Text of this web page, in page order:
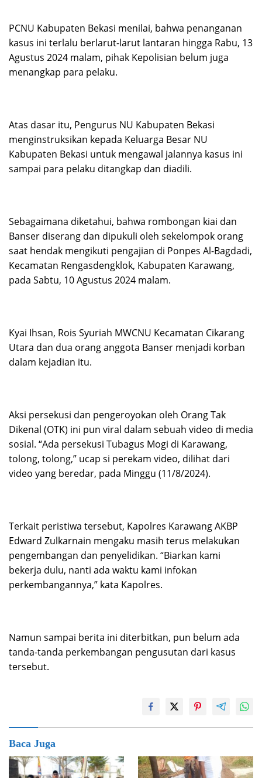
PCNU Kabupaten Bekasi menilai, bahwa penanganan
kasus ini terlalu berlarut-larut lantaran hingga Rabu, 13
Agustus 2024 malam, pihak Kepolisian belum juga
menangkap para pelaku.
Atas dasar itu, Pengurus NU Kabupaten Bekasi
menginstruksikan kepada Keluarga Besar NU
Kabupaten Bekasi untuk mengawal jalannya kasus ini
sampai para pelaku ditangkap dan diadili.
Sebagaimana diketahui, bahwa rombongan kiai dan
Banser diserang dan dipukuli oleh sekelompok orang
saat hendak mengikuti pengajian di Ponpes Al-Bagdadi,
Kecamatan Rengasdengklok, Kabupaten Karawang,
pada Sabtu, 10 Agustus 2024 malam.
Kyai Ihsan, Rois Syuriah MWCNU Kecamatan Cikarang
Utara dan dua orang anggota Banser menjadi korban
dalam kejadian itu.
Aksi persekusi dan pengeroyokan oleh Orang Tak
Dikenal (OTK) ini pun viral dalam sebuah video di media
sosial. “Ada persekusi Tubagus Mogi di Karawang,
tolong, tolong,” ucap si perekam video, dilihat dari
video yang beredar, pada Minggu (11/8/2024).
Terkait peristiwa tersebut, Kapolres Karawang AKBP
Edward Zulkarnain mengaku masih terus melakukan
pengembangan dan penyelidikan. “Biarkan kami
bekerja dulu, nanti ada waktu kami infokan
perkembangannya,” kata Kapolres.
Namun sampai berita ini diterbitkan, pun belum ada
tanda-tanda perkembangan pengusutan dari kasus
tersebut.
Baca Juga